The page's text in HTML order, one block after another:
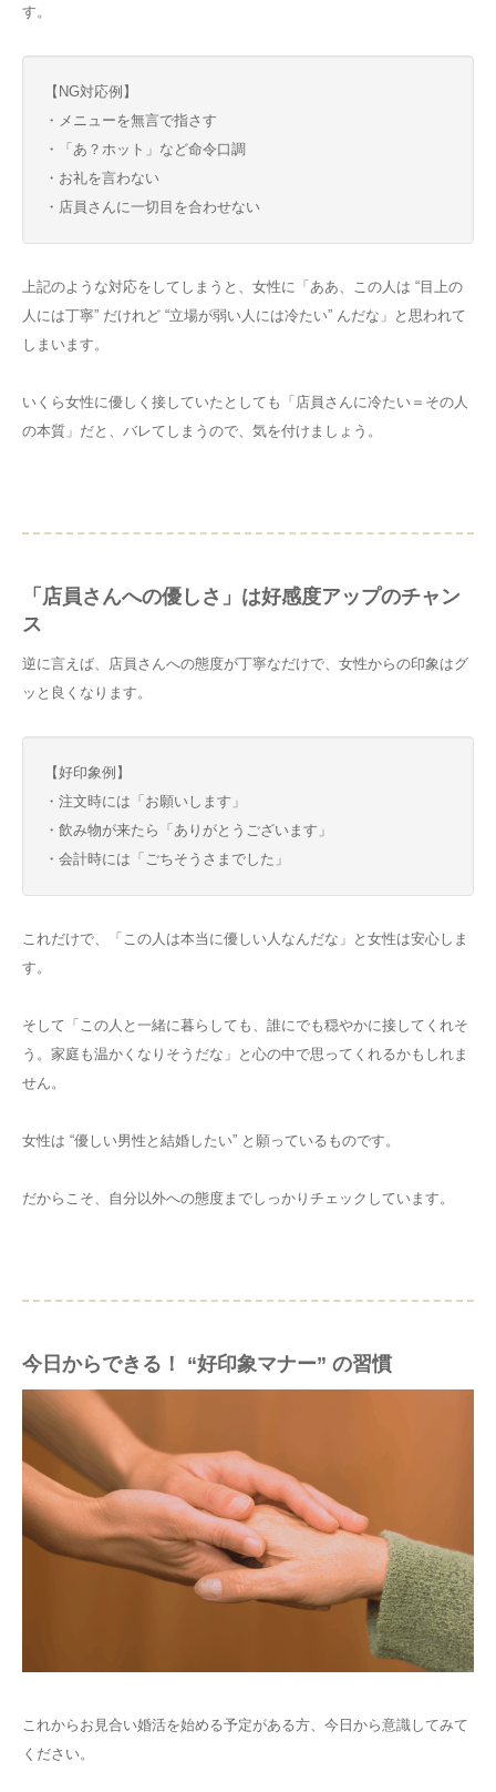
す。
【NG対応例】
・メニューを無言で指さす
・「あ？ホット」など命令口調
・お礼を言わない
・店員さんに一切目を合わせない
上記のような対応をしてしまうと、女性に「ああ、この人は “目上の
人には丁寧” だけれど “立場が弱い人には冷たい” んだな」と思われて
しまいます。
いくら女性に優しく接していたとしても「店員さんに冷たい＝その人
の本質」だと、バレてしまうので、気を付けましょう。
「店員さんへの優しさ」は好感度アップのチャン
ス
逆に言えば、店員さんへの態度が丁寧なだけで、女性からの印象はグ
ッと良くなります。
【好印象例】
・注文時には「お願いします」
・飲み物が来たら「ありがとうございます」
・会計時には「ごちそうさまでした」
これだけで、「この人は本当に優しい人なんだな」と女性は安心しま
す。
そして「この人と一緒に暮らしても、誰にでも穏やかに接してくれそ
う。家庭も温かくなりそうだな」と心の中で思ってくれるかもしれま
せん。
女性は “優しい男性と結婚したい” と願っているものです。
だからこそ、自分以外への態度までしっかりチェックしています。
今日からできる！ “好印象マナー” の習慣
これからお見合い婚活を始める予定がある方、今日から意識してみて
ください。